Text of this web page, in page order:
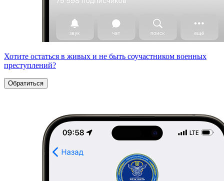
Хотите остаться в живых и не быть соучастником военных
преступлений?
Обратиться